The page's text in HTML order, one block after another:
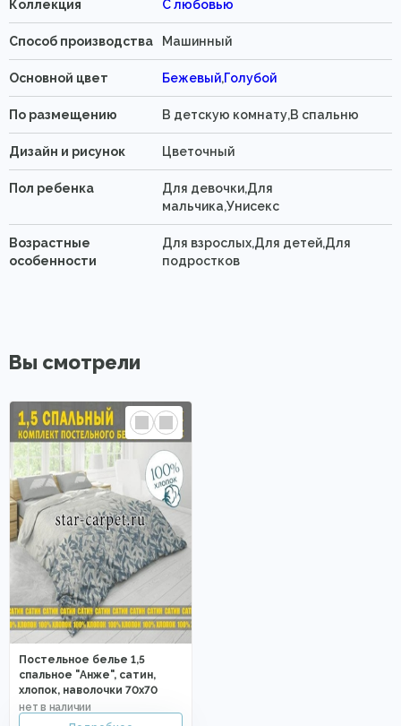
Коллекция С любовью
Способ производства Машинный
Основной цвет Бежевый,Голубой
По размещению В детскую комнату,В спальню
Дизайн и рисунок Цветочный
Пол ребенка
Для девочки,Для
мальчика,Унисекс
Возрастные
особенности
Для взрослых,Для детей,Для
подростков
Вы смотрели
Постельное белье 1,5
спальное "Анже", сатин,
хлопок, наволочки 70х70